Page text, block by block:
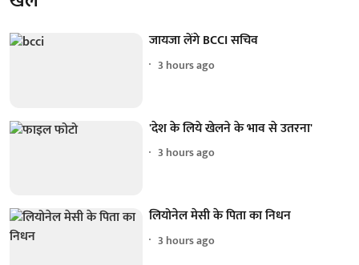
जायजा लेंगे BCCI सचिव
3 hours ago
'देश के लिये खेलने के भाव से उतरना'
3 hours ago
लियोनेल मेसी के पिता का निधन
3 hours ago